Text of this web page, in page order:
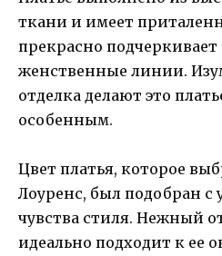
ткани и имеет
прекрасно подчеркивает
женственные линии.
отделка делают это
особенным.
Цвет платья, которое
Лоуренс, был подобран с
чувства стиля. Нежный
идеально подходит к ее